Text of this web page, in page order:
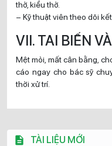
TÀI LIỆU MỚI
thở, kiểu thở.
– Kỹ thuật viên theo dõi
VII. TAI BIẾN
Mệt mỏi, mất cân bằng,
cáo ngay cho bác sỹ
thời xử trí.